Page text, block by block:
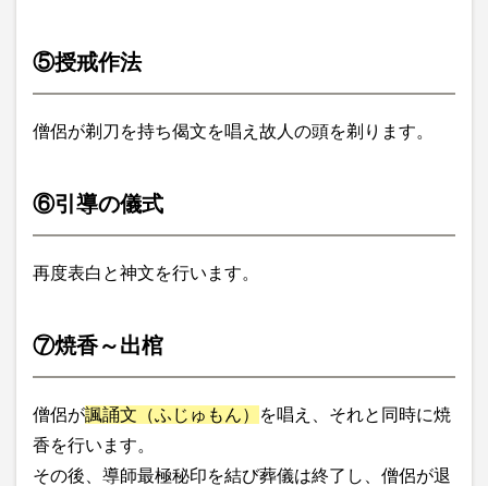
⑤授戒作法
僧侶が剃刀を持ち偈文を唱え故人の頭を剃ります。
⑥引導の儀式
再度表白と神文を行います。
⑦焼香～出棺
僧侶が諷誦文（ふじゅもん）
を唱え、それと同時に焼
香を行います。
その後、導師最極秘印を結び葬儀は終了し、僧侶が退